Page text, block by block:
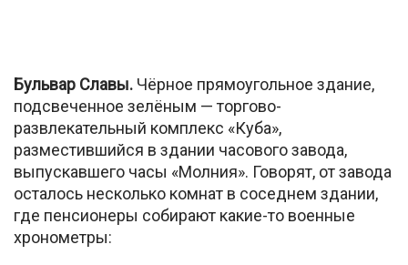
Бульвар Славы. Чёрное прямоугольное здание,
подсвеченное зелёным — торгово-
развлекательный комплекс «Куба»,
разместившийся в здании часового завода,
выпускавшего часы «Молния». Говорят, от завода
осталось несколько комнат в соседнем здании,
где пенсионеры собирают какие-то военные
хронометры: